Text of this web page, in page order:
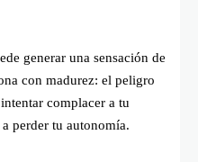
generar una sensación de
con madurez: el peligro
complacer a tu
perder tu autonomía.